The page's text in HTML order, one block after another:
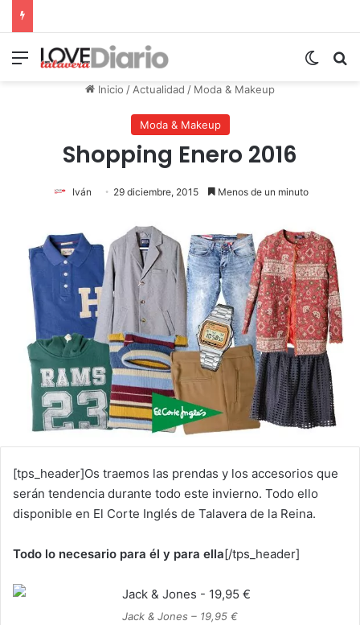
Menú
Inicio /Actualidad / Moda & Makeup
Moda & Makeup
Shopping Enero 2016
Iván 29 diciembre, 2015 Menos de un minuto
[tps_header]Os traemos las prendas y los accesorios que
serán tendencia durante todo este invierno. Todo ello
disponible en El Corte Inglés de Talavera de la Reina.
Todo lo necesario para él y para ella[/tps_header]
Jack & Jones – 19,95 €